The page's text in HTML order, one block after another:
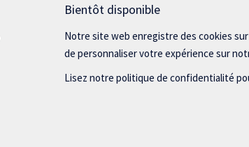
Bientôt disponible
Notre site web enregistre des cookies
de personnaliser votre expérience sur
Lisez notre politique de confidentialité